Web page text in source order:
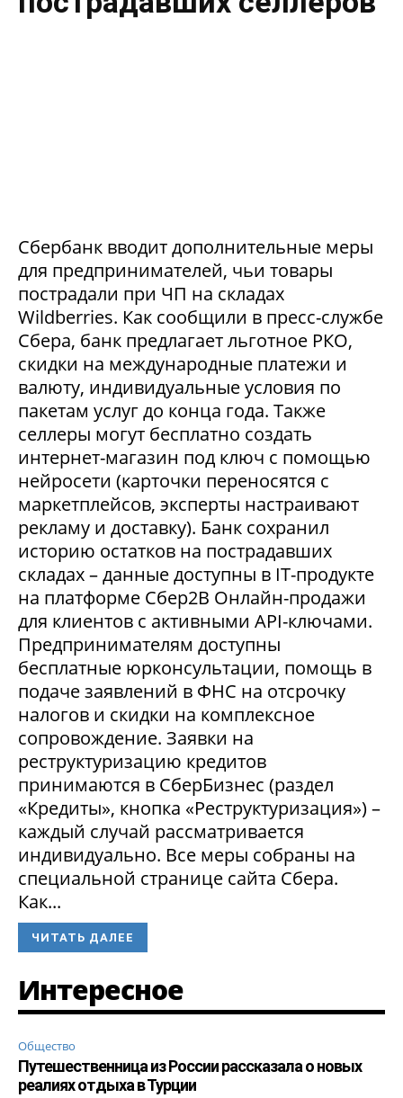
Сбербанк вводит дополнительные меры
для предпринимателей, чьи товары
пострадали при ЧП на складах
Wildberries. Как сообщили в пресс-службе
Сбера, банк предлагает льготное РКО,
скидки на международные платежи и
валюту, индивидуальные условия по
пакетам услуг до конца года. Также
селлеры могут бесплатно создать
интернет-магазин под ключ с помощью
нейросети (карточки переносятся с
маркетплейсов, эксперты настраивают
рекламу и доставку). Банк сохранил
историю остатков на пострадавших
складах – данные доступны в IT-продукте
на платформе Сбер2В Онлайн-продажи
для клиентов с активными API-ключами.
Предпринимателям доступны
бесплатные юрконсультации, помощь в
подаче заявлений в ФНС на отсрочку
налогов и скидки на комплексное
сопровождение. Заявки на
реструктуризацию кредитов
принимаются в СберБизнес (раздел
«Кредиты», кнопка «Реструктуризация») –
каждый случай рассматривается
индивидуально. Все меры собраны на
специальной странице сайта Сбера.
Как...
ЧИТАТЬ ДАЛЕЕ
Интересное
Общество
Путешественница из России рассказала о новых
реалиях отдыха в Турции